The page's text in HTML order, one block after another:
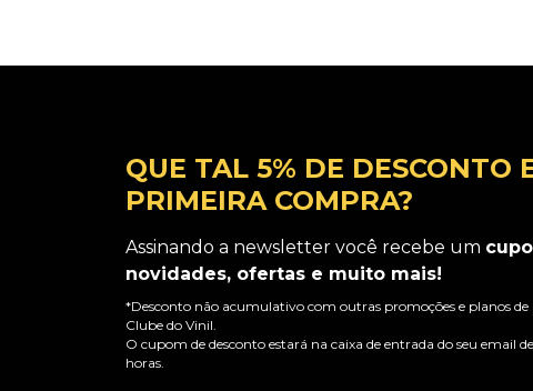
QUE TAL 5% DE DESCONTO
PRIMEIRA COMPRA?
Assinando a newsletter você recebe um
novidades, ofertas e muito mais!
*Desconto não acumulativo com outras promoções e planos de
Clube do Vinil.
O cupom de desconto estará na caixa de entrada do seu email
horas.